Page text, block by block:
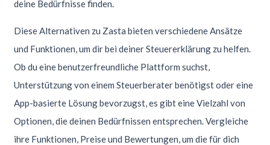
deine Bedürfnisse finden.
Diese Alternativen zu Zasta bieten verschiedene Ansätze
und Funktionen, um dir bei deiner Steuererklärung zu helfen.
Ob du eine benutzerfreundliche Plattform suchst,
Unterstützung von einem Steuerberater benötigst oder eine
App-basierte Lösung bevorzugst, es gibt eine Vielzahl von
Optionen, die deinen Bedürfnissen entsprechen. Vergleiche
ihre Funktionen, Preise und Bewertungen, um die für dich